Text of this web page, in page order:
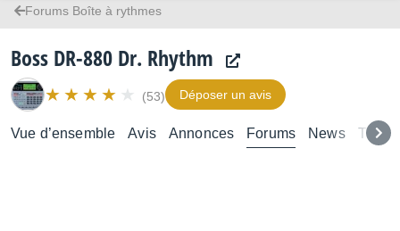
Forums Boîte à rythmes
Boss DR-880 Dr. Rhythm
(53) Déposer un avis
Vue d’ensemble Avis Annonces Forums News